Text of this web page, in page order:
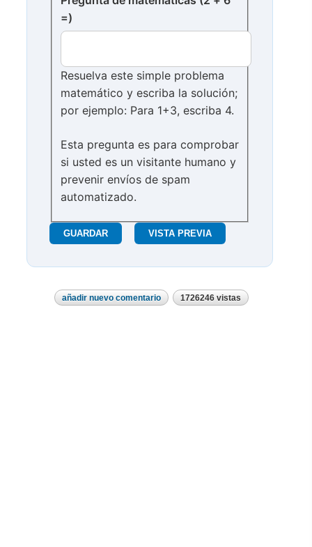
=)
Resuelva este simple problema
matemático y escriba la solución;
por ejemplo: Para 1+3, escriba 4.
Esta pregunta es para comprobar
si usted es un visitante humano y
prevenir envíos de spam
automatizado.
añadir nuevo comentario 1726246 vistas